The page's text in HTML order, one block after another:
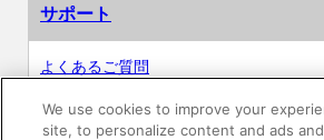
サポート
よくあるご質問
カタログ閲覧・資料請求
We use cookies to improve your
site, to personalize content and ads